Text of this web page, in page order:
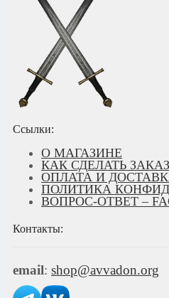
Ссылки:
О МАГАЗИНЕ
КАК СДЕЛАТЬ ЗАКАЗ
ОПЛАТА И
ПОЛИТИКА
ВОПРОС-ОТВЕТ –
Контакты:
email: shop@avvadon.org